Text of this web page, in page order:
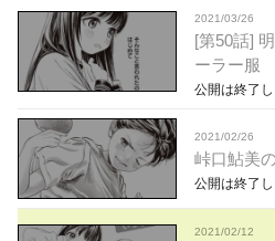
2021/03/26
[第50話]
ーラー服
公開は終了
2021/02/26
峠口鮎美
公開は終了
2021/02/12